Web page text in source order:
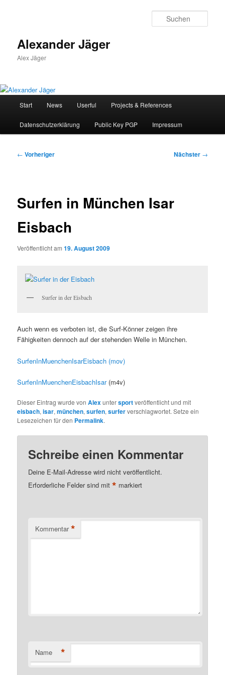
Alexander Jäger
Alex Jäger
Start News Userful Projects & References
Datenschutzerklärung Public Key PGP Impressum
Beitragsnavigation
← Vorheriger Nächster →
Surfen in München Isar
Eisbach
Veröffentlicht am19. August 2009
Surfer in der Eisbach
Auch wenn es verboten ist, die Surf-Könner zeigen ihre
Fähigkeiten dennoch auf der stehenden Welle in München.
SurfenInMuenchenIsarEisbach (mov)
SurfenInMuenchenEisbachIsar(m4v)
Dieser Eintrag wurde vonAlexuntersportveröffentlicht und mit
eisbach,isar,münchen,surfen,surferverschlagwortet. Setze ein
Lesezeichen für den Permalink.
Schreibe einen Kommentar
Deine E-Mail-Adresse wird nicht veröffentlicht.
Erforderliche Felder sind mit* markiert
Kommentar *
Name *